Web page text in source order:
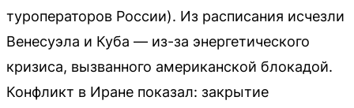
туроператоров России). Из расписания исчезли
Венесуэла и Куба — из-за энергетического
кризиса, вызванного американской блокадой.
Конфликт в Иране показал: закрытие